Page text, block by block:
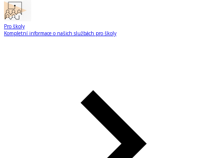
Pro školy
Kompletní informace o našich službách pro školy